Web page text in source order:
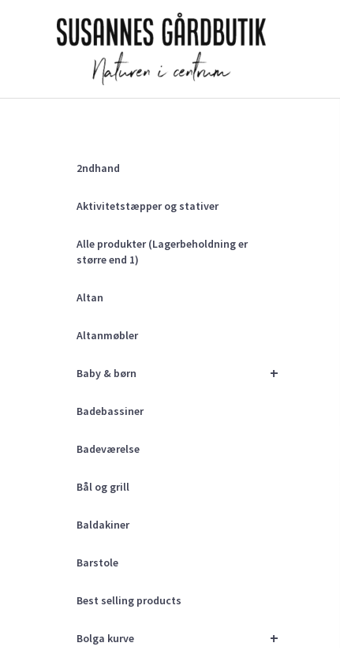
2ndhand
Aktivitetstæpper og stativer
Alle produkter (Lagerbeholdning er
større end 1)
Altan
Altanmøbler
+
Baby & børn
Badebassiner
Badeværelse
Bål og grill
Baldakiner
Barstole
Best selling products
+
Bolga kurve